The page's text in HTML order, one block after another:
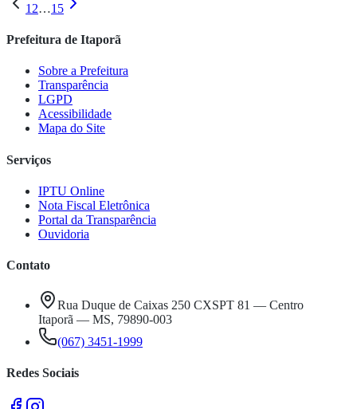
1 2…15
Prefeitura de Itaporã
Sobre a Prefeitura
Transparência
LGPD
Acessibilidade
Mapa do Site
Serviços
IPTU Online
Nota Fiscal Eletrônica
Portal da Transparência
Ouvidoria
Contato
Rua Duque de Caixas 250 CXSPT 81 — Centro
Itaporã — MS, 79890-003
(067) 3451-1999
Redes Sociais